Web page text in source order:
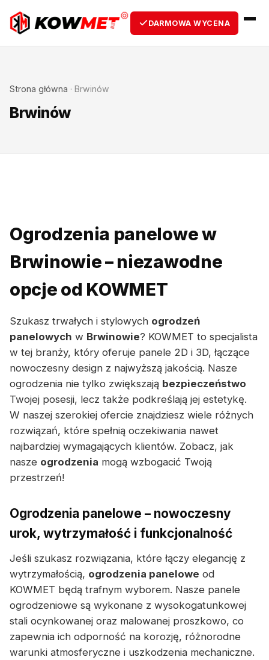
DARMOWA WYCENA
Strona główna · Brwinów
Brwinów
Ogrodzenia panelowe w
Brwinowie – niezawodne
opcje od KOWMET
Szukasz trwałych i stylowych ogrodzeń
panelowych w Brwinowie? KOWMET to specjalista
w tej branży, który oferuje panele 2D i 3D, łączące
nowoczesny design z najwyższą jakością. Nasze
ogrodzenia nie tylko zwiększają bezpieczeństwo
Twojej posesji, lecz także podkreślają jej estetykę.
W naszej szerokiej ofercie znajdziesz wiele różnych
rozwiązań, które spełnią oczekiwania nawet
najbardziej wymagających klientów. Zobacz, jak
nasze ogrodzenia mogą wzbogacić Twoją
przestrzeń!
Ogrodzenia panelowe – nowoczesny
urok, wytrzymałość i funkcjonalność
Jeśli szukasz rozwiązania, które łączy elegancję z
wytrzymałością, ogrodzenia panelowe od
KOWMET będą trafnym wyborem. Nasze panele
ogrodzeniowe są wykonane z wysokogatunkowej
stali ocynkowanej oraz malowanej proszkowo, co
zapewnia ich odporność na korozję, różnorodne
warunki atmosferyczne i uszkodzenia mechaniczne.